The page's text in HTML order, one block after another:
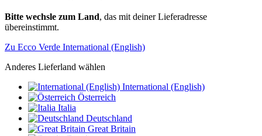
Bitte wechsle zum Land, das mit deiner Lieferadresse
übereinstimmt.
Zu Ecco Verde International (English)
Anderes Lieferland wählen
International (English)
Österreich
Italia
Deutschland
Great Britain